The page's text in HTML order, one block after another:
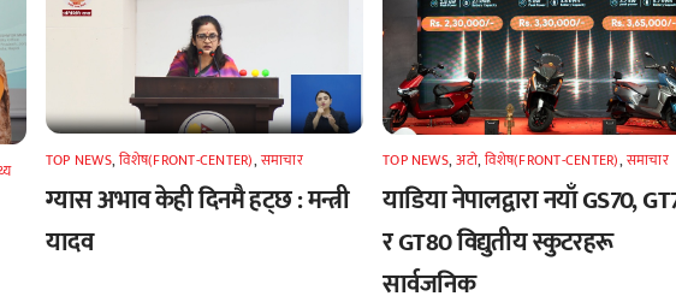
TOP NEWS,विशेष(FRONT-CENTER),समाचार
ग्यास अभाव केही दिनमै हट्छ : मन्त्री
यादव
TOP NEWS,अटाे,विशेष(FRONT-CENTER),समाचार
याडिया नेपालद्वारा नयाँ GS70,
र GT80 विद्युतीय स्कुटरहरू
सार्वजनिक